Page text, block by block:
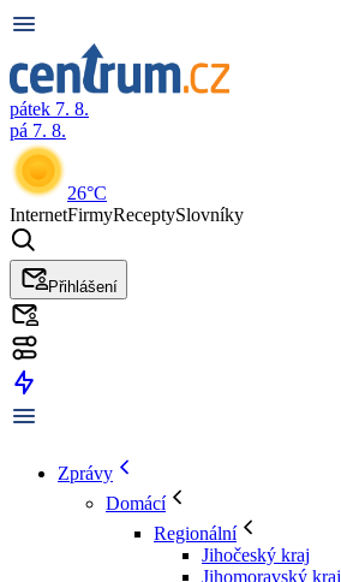
pátek 7. 8.
pá 7. 8.
26°C
InternetFirmyReceptySlovníky
Přihlášení
Zprávy
Domácí
Regionální
Jihočeský kraj
Jihomoravský kraj